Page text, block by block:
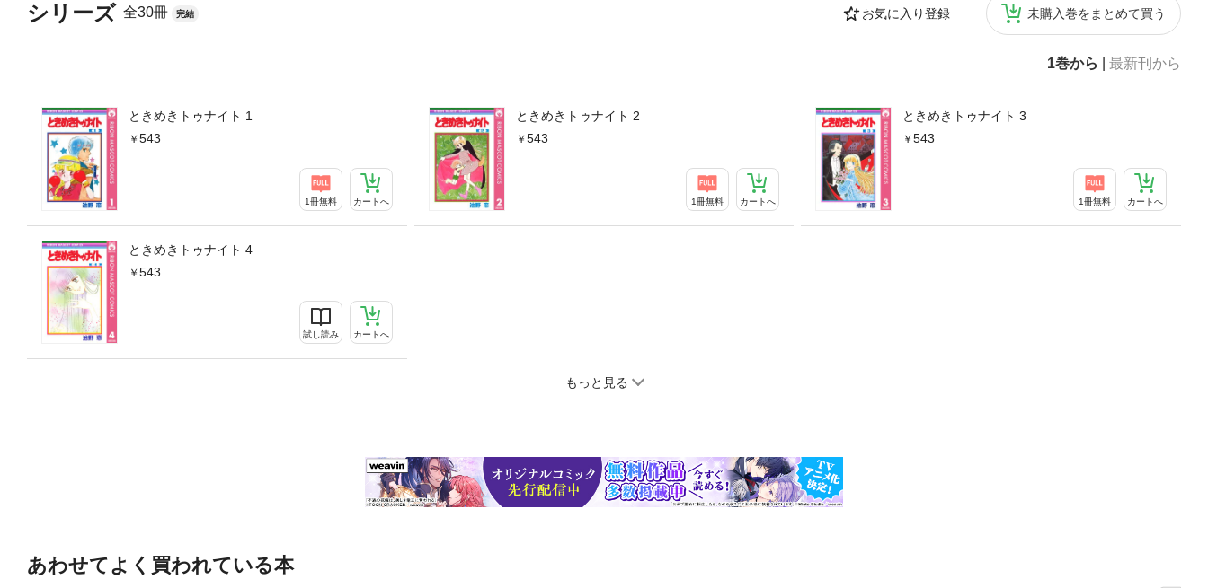
シリーズ 全30冊 完結 お気に入り登録 未購入巻をまとめて買う
1巻から 最新刊から
ときめきトゥナイト 1
543
1冊無料 カートへ
ときめきトゥナイト 2
543
1冊無料 カートへ
ときめきトゥナイト 3
543
1冊無料 カートへ
ときめきトゥナイト 4
543
試し読み カートへ
もっと見る
あわせてよく買われている本